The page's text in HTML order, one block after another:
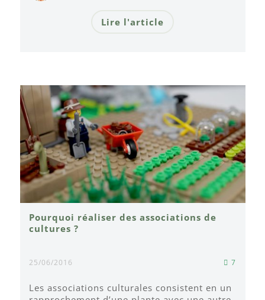
Lire l'article
Pourquoi réaliser des associations de
cultures ?
25/06/2016 7
Les associations culturales consistent en un